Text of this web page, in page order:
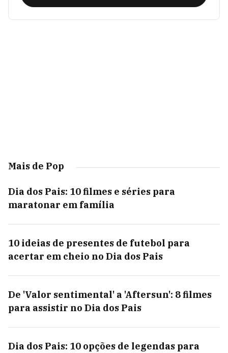
Mais de Pop
Dia dos Pais: 10 filmes e séries para
maratonar em família
10 ideias de presentes de futebol para
acertar em cheio no Dia dos Pais
De 'Valor sentimental' a 'Aftersun': 8 filmes
para assistir no Dia dos Pais
Dia dos Pais: 10 opções de legendas para